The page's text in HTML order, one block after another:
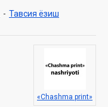
- Тавсия ёзиш
«Chashma print»